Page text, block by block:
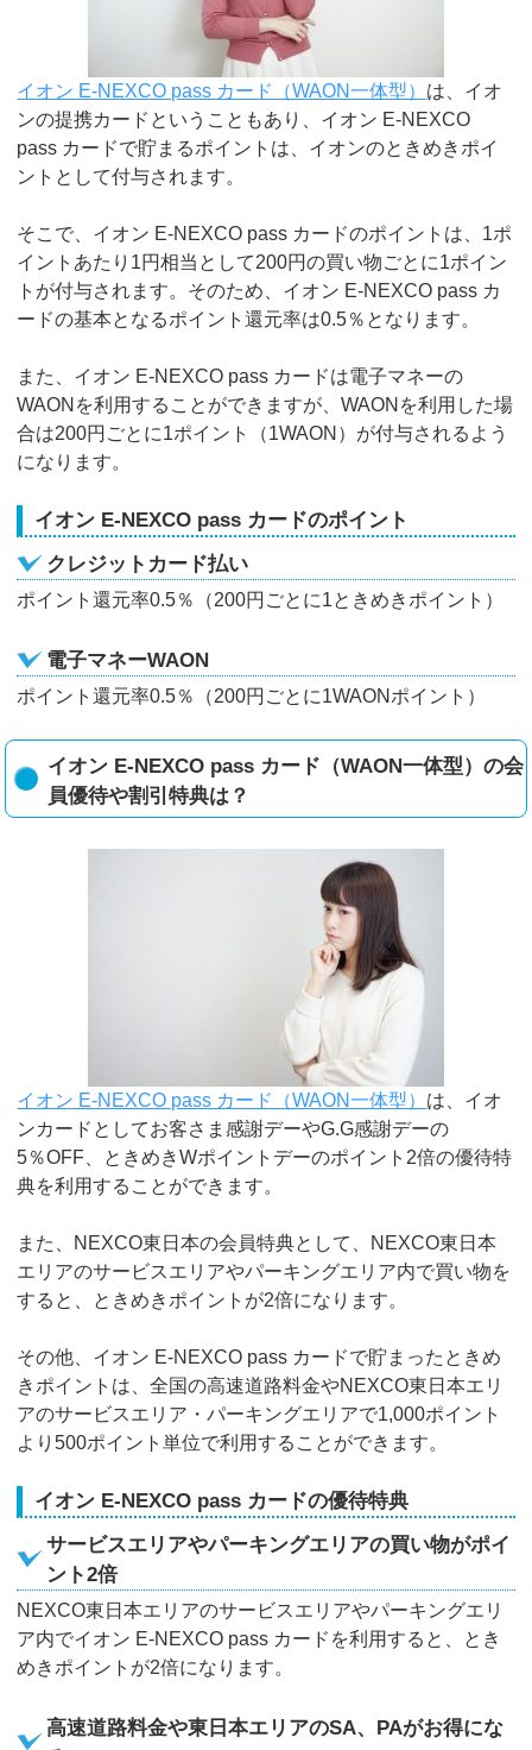
イオン E-NEXCO pass カード（WAON一体型） は、イオ
ンの提携カードということもあり、イオン E-NEXCO
pass カードで貯まるポイントは、イオンのときめきポイ
ントとして付与されます。
そこで、イオン E-NEXCO pass カードのポイントは、1ポ
イントあたり1円相当として200円の買い物ごとに1ポイン
トが付与されます。そのため、イオン E-NEXCO pass カ
ードの基本となるポイント還元率は0.5％となります。
また、イオン E-NEXCO pass カードは電子マネーの
WAONを利用することができますが、WAONを利用した場
合は200円ごとに1ポイント（1WAON）が付与されるよう
になります。
イオン E-NEXCO pass カードのポイント
クレジットカード払い
ポイント還元率0.5％（200円ごとに1ときめきポイント）
電子マネーWAON
ポイント還元率0.5％（200円ごとに1WAONポイント）
イオン E-NEXCO pass カード（WAON一体型）の会
員優待や割引特典は？
イオン E-NEXCO pass カード（WAON一体型） は、イオ
ンカードとしてお客さま感謝デーやG.G感謝デーの
5％OFF、ときめきWポイントデーのポイント2倍の優待特
典を利用することができます。
また、NEXCO東日本の会員特典として、NEXCO東日本
エリアのサービスエリアやパーキングエリア内で買い物を
すると、ときめきポイントが2倍になります。
その他、イオン E-NEXCO pass カードで貯まったときめ
きポイントは、全国の高速道路料金やNEXCO東日本エリ
アのサービスエリア・パーキングエリアで1,000ポイント
より500ポイント単位で利用することができます。
イオン E-NEXCO pass カードの優待特典
サービスエリアやパーキングエリアの買い物がポイ
ント2倍
NEXCO東日本エリアのサービスエリアやパーキングエリ
ア内でイオン E-NEXCO pass カードを利用すると、とき
めきポイントが2倍になります。
高速道路料金や東日本エリアのSA、PAがお得にな